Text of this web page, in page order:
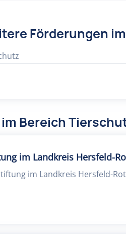
Förderungen
Bereich
im Landkreis Hersfeld-
im Landkreis Hersfeld-